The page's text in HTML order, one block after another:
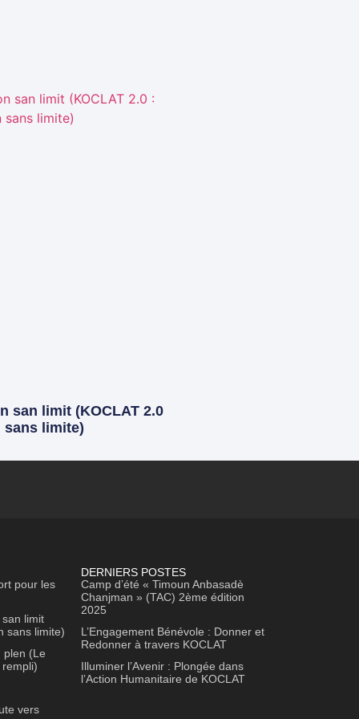
san limit (KOCLAT 2.0
sans limite)
pour les
limit
sans limite)
plen (Le
vers
DERNIERS POSTES
Camp d’été « Timoun Anbasadè
Chanjman » (TAC) 2ème édition
2025
L’Engagement Bénévole : Donner et
Redonner à travers KOCLAT
Illuminer l’Avenir : Plongée dans
l’Action Humanitaire de KOCLAT